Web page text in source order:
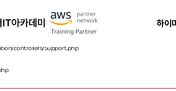
of non-object
controllers/Support.php
하이